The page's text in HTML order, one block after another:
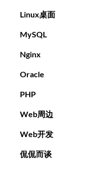
Linux桌面
MySQL
Nginx
Oracle
PHP
Web周边
Web开发
侃侃而谈